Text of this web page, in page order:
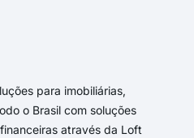
para imobiliárias,
o Brasil com soluções
através da Loft